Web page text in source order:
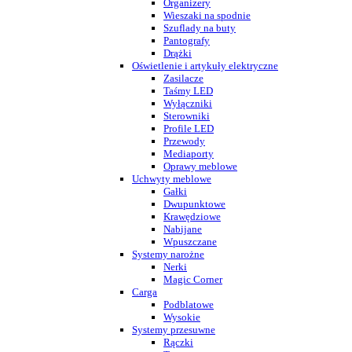
Organizery
Wieszaki na spodnie
Szuflady na buty
Pantografy
Drążki
Oświetlenie i artykuły elektryczne
Zasilacze
Taśmy LED
Wyłączniki
Sterowniki
Profile LED
Przewody
Mediaporty
Oprawy meblowe
Uchwyty meblowe
Gałki
Dwupunktowe
Krawędziowe
Nabijane
Wpuszczane
Systemy narożne
Nerki
Magic Corner
Carga
Podblatowe
Wysokie
Systemy przesuwne
Rączki